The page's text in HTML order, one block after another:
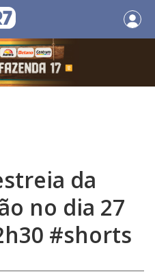
da
no dia 27
#shorts